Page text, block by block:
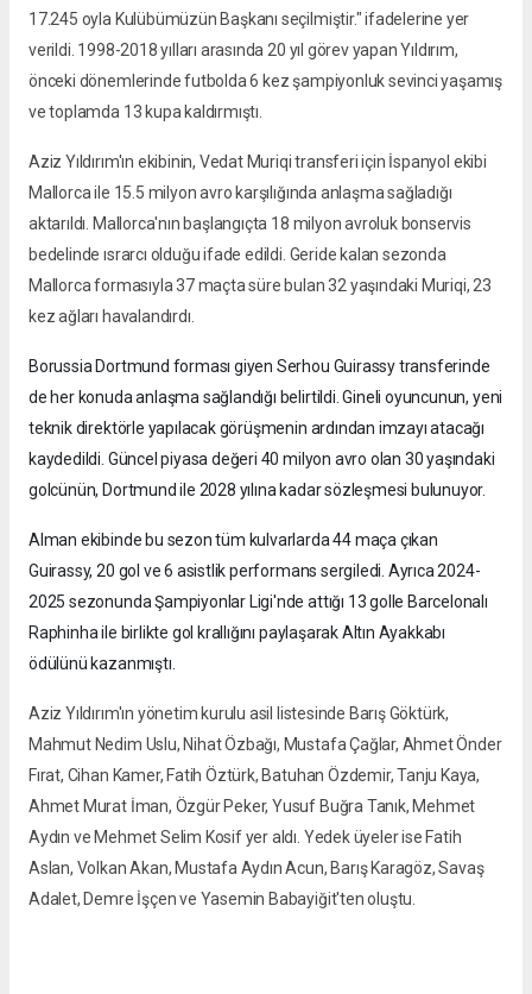
17.245 oyla Kulübümüzün Başkanı seçilmiştir." ifadelerine yer
verildi. 1998-2018 yılları arasında 20 yıl görev yapan Yıldırım,
önceki dönemlerinde futbolda 6 kez şampiyonluk sevinci yaşamış
ve toplamda 13 kupa kaldırmıştı.
Aziz Yıldırım'ın ekibinin, Vedat Muriqi transferi için İspanyol ekibi
Mallorca ile 15.5 milyon avro karşılığında anlaşma sağladığı
aktarıldı. Mallorca'nın başlangıçta 18 milyon avroluk bonservis
bedelinde ısrarcı olduğu ifade edildi. Geride kalan sezonda
Mallorca formasıyla 37 maçta süre bulan 32 yaşındaki Muriqi, 23
kez ağları havalandırdı.
Borussia Dortmund forması giyen Serhou Guirassy transferinde
de her konuda anlaşma sağlandığı belirtildi. Gineli oyuncunun, yeni
teknik direktörle yapılacak görüşmenin ardından imzayı atacağı
kaydedildi. Güncel piyasa değeri 40 milyon avro olan 30 yaşındaki
golcünün, Dortmund ile 2028 yılına kadar sözleşmesi bulunuyor.
Alman ekibinde bu sezon tüm kulvarlarda 44 maça çıkan
Guirassy, 20 gol ve 6 asistlik performans sergiledi. Ayrıca 2024-
2025 sezonunda Şampiyonlar Ligi'nde attığı 13 golle Barcelonalı
Raphinha ile birlikte gol krallığını paylaşarak Altın Ayakkabı
ödülünü kazanmıştı.
Aziz Yıldırım'ın yönetim kurulu asil listesinde Barış Göktürk,
Mahmut Nedim Uslu, Nihat Özbağı, Mustafa Çağlar, Ahmet Önder
Fırat, Cihan Kamer, Fatih Öztürk, Batuhan Özdemir, Tanju Kaya,
Ahmet Murat İman, Özgür Peker, Yusuf Buğra Tanık, Mehmet
Aydın ve Mehmet Selim Kosif yer aldı. Yedek üyeler ise Fatih
Aslan, Volkan Akan, Mustafa Aydın Acun, Barış Karagöz, Savaş
Adalet, Demre İşçen ve Yasemin Babayiğit'ten oluştu.